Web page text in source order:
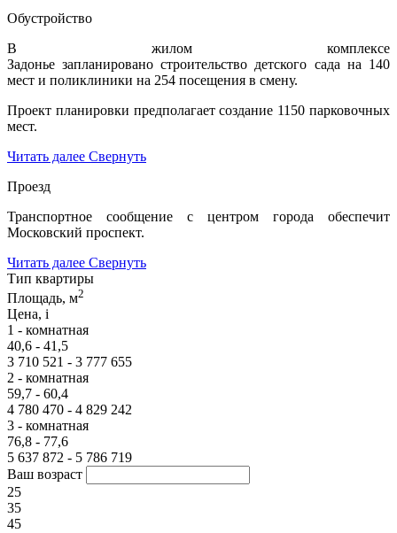
Обустройство
В жилом комплексе
Задонье запланировано строительство детского сада на 140
мест и поликлиники на 254 посещения в смену.
Проект планировки предполагает создание 1150 парковочных
мест.
Читать далее Свернуть
Проезд
Транспортное сообщение с центром города обеспечит
Московский проспект.
Читать далее Свернуть
Тип квартиры
Площадь, м2
Цена, i
1 - комнатная
40,6 - 41,5
3 710 521 - 3 777 655
2 - комнатная
59,7 - 60,4
4 780 470 - 4 829 242
3 - комнатная
76,8 - 77,6
5 637 872 - 5 786 719
Ваш возраст
25
35
45